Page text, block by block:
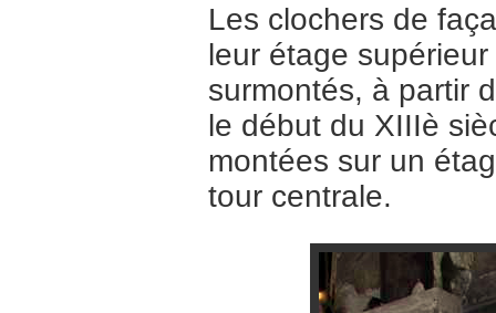
Les clochers de
leur étage
surmontés, à partir
le début du XIIIè
montées sur un
tour centrale.